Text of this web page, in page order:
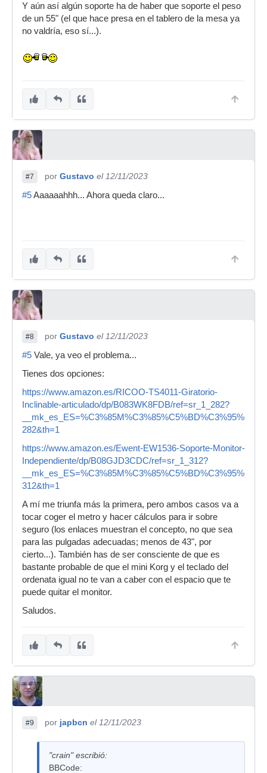
Y aún así algún soporte ha de haber que soporte el peso
de un 55" (el que hace presa en el tablero de la mesa ya
no valdría, eso sí...).
#7 por Gustavo el 12/11/2023
#5Aaaaaahhh... Ahora queda claro...
#8 por Gustavo el 12/11/2023
#5 Vale, ya veo el problema...
Tienes dos opciones:
https://www.amazon.es/RICOO-TS4011-Giratorio-
Inclinable-articulado/dp/B083WK8FDB/ref=sr_1_282?
282&th=1
https://www.amazon.es/Ewent-EW1536-Soporte-Monitor-
Independiente/dp/B08GJD3CDC/ref=sr_1_312?
312&th=1
A mí me triunfa más la primera, pero ambos casos va a
tocar coger el metro y hacer cálculos para ir sobre
seguro (los enlaces muestran el concepto, no que sea
para las pulgadas adecuadas; menos de 43", por
cierto...). También has de ser consciente de que es
bastante probable de que el mini Korg y el teclado del
ordenata igual no te van a caber con el espacio que te
puede quitar el monitor.
Saludos.
#9 por japbcn el 12/11/2023
"crain" escribió:
BBCode: